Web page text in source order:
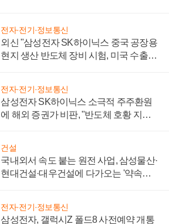
전자·전기·정보통신
외신 "삼성전자 SK하이닉스 중국 공장용
현지 생산 반도체 장비 시험, 미국 수출통
전자·전기·정보통신
삼성전자 SK하이닉스 소극적 주주환원
에 해외 증권가 비판, "반도체 호황 지속
건설
국내외서 속도 붙는 원전 사업, 삼성물산·
현대건설·대우건설에 다가오는 '약속의
전자·전기·정보통신
삼성전자, 갤럭시Z 폴드8 사전예약 개통